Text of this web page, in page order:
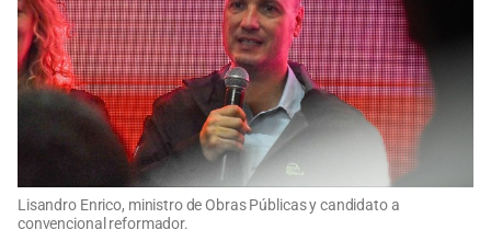
Lisandro Enrico, ministro de Obras Públicas y candidato a
convencional reformador.